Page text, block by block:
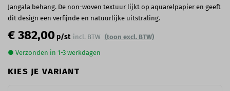
€ 382,00p/st incl. BTW (toon excl. BTW)
● Verzonden in 1-3 werkdagen
KIES JE VARIANT
Jangala behang. De non-woven textuur lijkt op aquarelpapier en geeft
dit design een verfijnde en natuurlijke uitstraling.